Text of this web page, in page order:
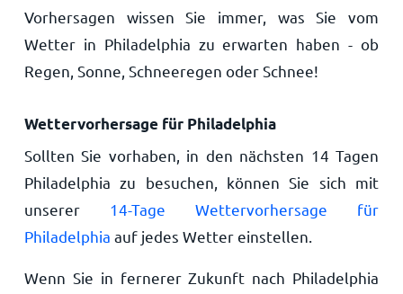
Vorhersagen wissen Sie immer, was Sie vom
Wetter in Philadelphia zu erwarten haben - ob
Regen, Sonne, Schneeregen oder Schnee!
Wettervorhersage für Philadelphia
Sollten Sie vorhaben, in den nächsten 14 Tagen
Philadelphia zu besuchen, können Sie sich mit
unserer 14-Tage Wettervorhersage für
Philadelphia auf jedes Wetter einstellen.
Wenn Sie in fernerer Zukunft nach Philadelphia